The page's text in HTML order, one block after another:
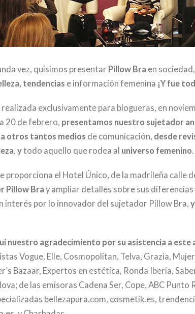
vez, quisimos presentar Pillow Bra en
tendencias e información femenina ¡Y fue
realizada exclusivamente para blogueras, en
20 de febrero, presentamos nuestro sujetador
otros tantos medios de comunicación, desde
, ytodo aquello que rodea al universo femenino.
proporciona el Hotel Único, de la madrileña calle
Pillow Bra y ampliar detalles sobre sus
interés por lo innovador del sujetador Pillow Bra, y
nuestro agradecimiento por su asistencia a
Vogue, Elle, Cosmopolitan, Telva, Grazia,
Bazaar, Expertos en estética, Ronda Iberia,
de las emisoras Cadena Ser, Cope, ABC
bellezapura.com, cosmetik.es,